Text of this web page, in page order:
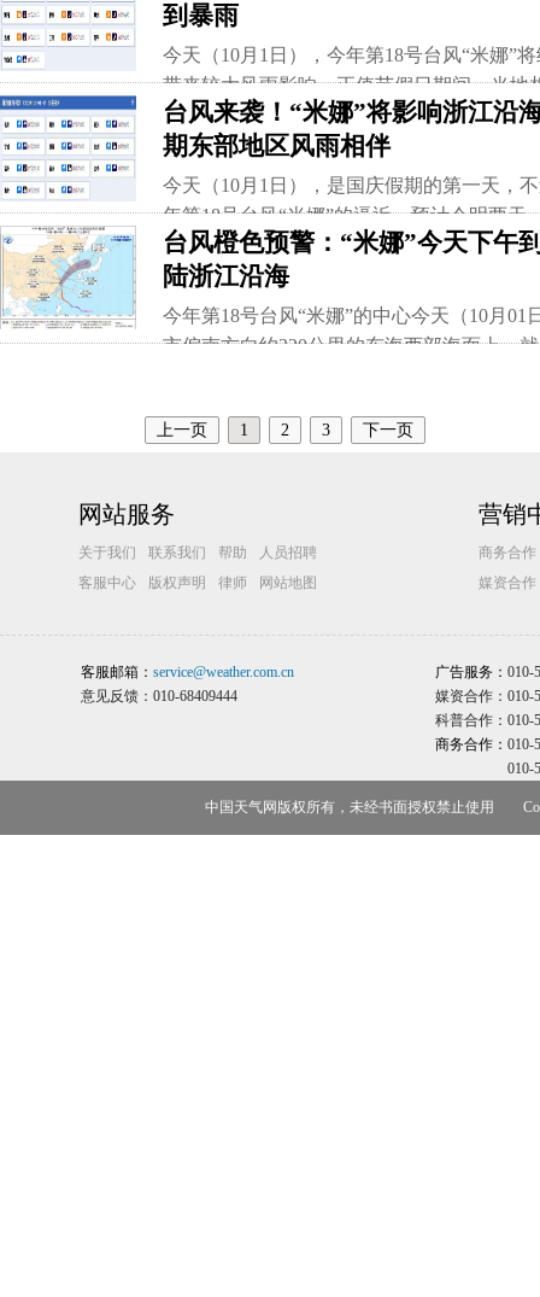
200-330公里，十级风圈半径80-120公里，
到暴雨
今天（10月1日），今年第18号台风“米娜”
带来较大风雨影响，正值节假日期间，当地
好防台抗台的各项安全防范工作。
台风来袭！“米娜”将影响浙江沿
期东部地区风雨相伴
今天（10月1日），是国庆假期的第一天，
年第18号台风“米娜”的逼近，预计今明两天
9～11级，局部12级，我省内陆部分地区也
大到暴雨，部分大暴雨，局地特大暴雨。
台风橙色预警：“米娜”今天下午
陆浙江沿海
今年第18号台风“米娜”的中心今天（10月01
市偏南方向约320公里的东海西部海面上，
上一页 1 2 3 下一页
网站服务
关于我们 联系我们 帮助
人员招聘
客服中心
版权声明 律师 网站地图
营销
商务合作
媒资合作
客服邮箱： service@weather.com.cn
意见反馈：010-68409444
广告服务： 010-
媒资合作：010-
科普合作：010-
商务合作： 010-
010-
中国天气网版权所有，未经书面授权禁止使用